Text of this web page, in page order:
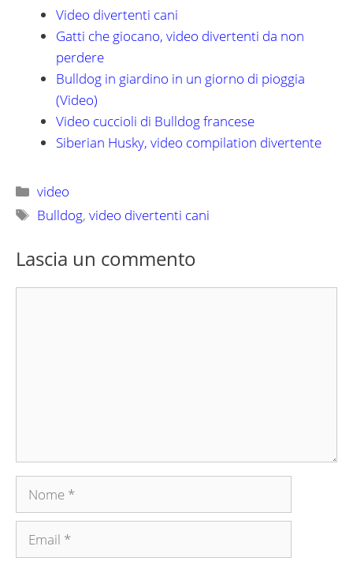
Video divertenti cani
Gatti che giocano, video divertenti da non
perdere
Bulldog in giardino in un giorno di pioggia
(Video)
Video cuccioli di Bulldog francese
Siberian Husky, video compilation divertente
Categorie
video
Tag
Bulldog,video divertenti cani
Lascia un commento
Nome
Email